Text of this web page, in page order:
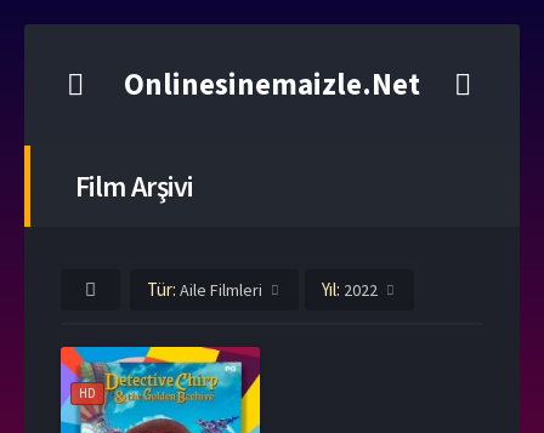
Onlinesinemaizle.Net
Film Arşivi
Tür: Aile Filmleri Yıl: 2022
HD